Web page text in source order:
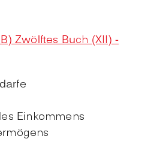
Zwölftes Buch (XII) -
Einkommens